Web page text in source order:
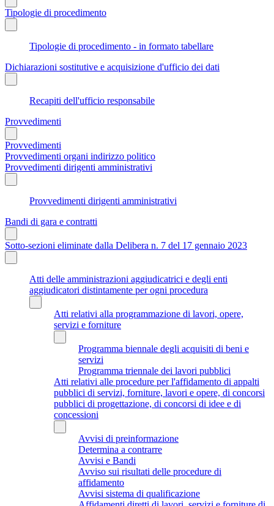
Tipologie di procedimento
Tipologie di procedimento - in formato tabellare
Dichiarazioni sostitutive e acquisizione d'ufficio dei dati
Recapiti dell'ufficio responsabile
Provvedimenti
Provvedimenti
Provvedimenti organi indirizzo politico
Provvedimenti dirigenti amministrativi
Provvedimenti dirigenti amministrativi
Bandi di gara e contratti
Sotto-sezioni eliminate dalla Delibera n. 7 del 17 gennaio 2023
Atti delle amministrazioni aggiudicatrici e degli enti
aggiudicatori distintamente per ogni procedura
Atti relativi alla programmazione di lavori, opere,
servizi e forniture
Programma biennale degli acquisiti di beni e
servizi
Programma triennale dei lavori pubblici
Atti relativi alle procedure per l'affidamento di appalti
pubblici di servizi, forniture, lavori e opere, di concorsi
pubblici di progettazione, di concorsi di idee e di
concessioni
Avvisi di preinformazione
Determina a contrarre
Avvisi e Bandi
Avviso sui risultati delle procedure di
affidamento
Avvisi sistema di qualificazione